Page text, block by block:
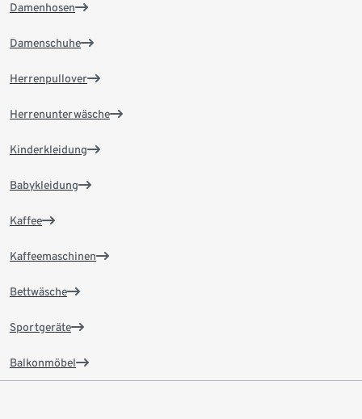
Damenhosen
Damenschuhe
Herrenpullover
Herrenunterwäsche
Kinderkleidung
Babykleidung
Kaffee
Kaffeemaschinen
Bettwäsche
Sportgeräte
Balkonmöbel